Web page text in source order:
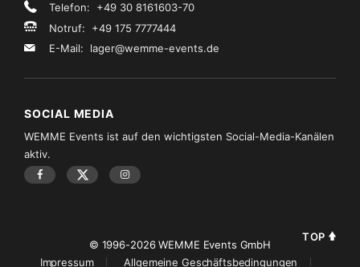
Telefon: +49 30 8161603-70
Notruf: +49 175 7777444
E-Mail: lager@wemme-events.de
SOCIAL MEDIA
WEMME Events ist auf den wichtigsten Social-Media-Kanälen
aktiv.
© 1996-2026 WEMME Events GmbH
Impressum
Allgemeine Geschäftsbedingungen
TOP